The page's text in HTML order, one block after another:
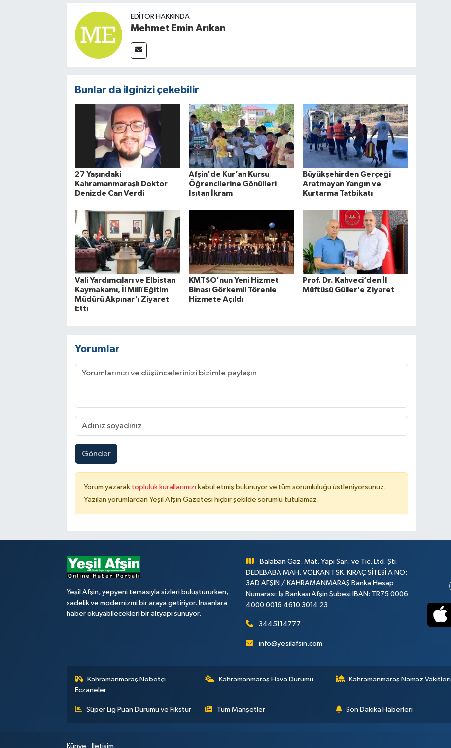
EDITÖR HAKKINDA
Mehmet Emin Arıkan
Bunlar da ilginizi çekebilir
27 Yaşındaki
Kahramanmaraşlı Doktor
Denizde Can Verdi
Afşin'de Kur’an Kursu
Öğrencilerine Gönülleri
Isıtan İkram
Büyükşehirden Gerçeği
Aratmayan Yangın ve
Kurtarma Tatbikatı
Vali Yardımcıları ve Elbistan
Kaymakamı, İl Millî Eğitim
Müdürü Akpınar'ı Ziyaret
Etti
KMTSO'nun Yeni Hizmet
Binası Görkemli Törenle
Hizmete Açıldı
Prof. Dr. Kahveci’den İl
Müftüsü Güller’e Ziyaret
Yorumlar
Gönder
Yorum yazarak topluluk kurallarımızı kabul etmiş bulunuyor ve tüm sorumluluğu üstleniyorsunuz.
Yazılan yorumlardan Yeşil Afşin Gazetesi hiçbir şekilde sorumlu tutulamaz.
Yeşil Afşin, yepyeni temasıyla sizleri buluştururken,
sadelik ve modernizmi bir araya getiriyor. İnsanlara
haber okuyabilecekleri bir altyapı sunuyor.
Balaban Gaz. Mat. Yapı San. ve Tic. Ltd. Şti.
DEDEBABA MAH. VOLKAN 1 SK. KIRAÇ SİTESİ A NO:
3AD AFŞİN / KAHRAMANMARAŞ Banka Hesap
Numarası: İş Bankası Afşin Şubesi IBAN: TR75 0006
4000 0016 4610 3014 23
3445114777
info@yesilafsin.com
Kahramanmaraş Nöbetçi
Eczaneler
Kahramanmaraş Hava Durumu Kahramanmaraş Namaz Vakitleri
Süper Lig Puan Durumu ve Fikstür Tüm Manşetler Son Dakika Haberleri
Künye İletişim